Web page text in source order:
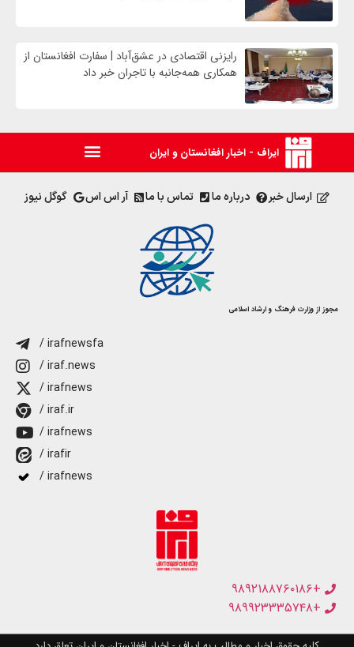
رایزنی اقتصادی در عشق‌آباد | سفارت افغانستان از
همکاری همه‌جانبه با تاجران خبر داد
ایراف - اخبار افغانستان و ایران
ارسال خبر درباره ما تماس با ما آر اس اس گوگل نیوز
مجوز از وزارت فرهنگ و ارشاد اسلامی
/ irafnewsfa
/ iraf.news
/ irafnews
/ iraf.ir
/ irafnews
/ irafir
/ irafnews
+۹۸۹۲۱۸۸۷۶۰۱۸۶
+۹۸۹۹۲۳۳۳۵۷۴۸